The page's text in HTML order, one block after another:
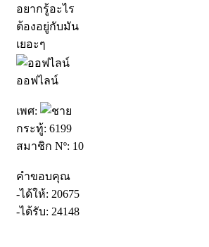
อยากรู้อะไร
ต้องอยู่กับมัน
เยอะๆ
ออฟไลน์
เพศ:
กระทู้: 6199
สมาชิก Nº: 10
คำขอบคุณ
-ได้ให้: 20675
-ได้รับ: 24148